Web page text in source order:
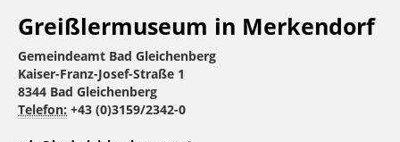
Greißlermuseum in Merkendorf
Gemeindeamt Bad Gleichenberg
Kaiser-Franz-Josef-Straße 1
8344 Bad Gleichenberg
Telefon: +43 (0)3159/2342-0